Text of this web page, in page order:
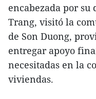
encabezada por
Trang, visitó la
de Son Duong,
entregar apoyo
necesitadas en la
viviendas.